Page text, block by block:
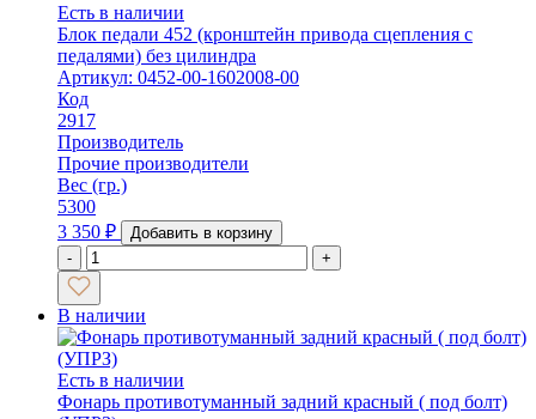
Есть в наличии
Блок педали 452 (кронштейн привода сцепления с
педалями) без цилиндра
Артикул: 0452-00-1602008-00
Код
2917
Производитель
Прочие производители
Вес (гр.)
5300
3 350 ₽
Добавить в корзину
-
+
В наличии
Есть в наличии
Фонарь противотуманный задний красный ( под болт)